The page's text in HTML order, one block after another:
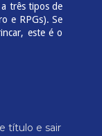
três tipos de
e RPGs). Se
este é o
título e sair